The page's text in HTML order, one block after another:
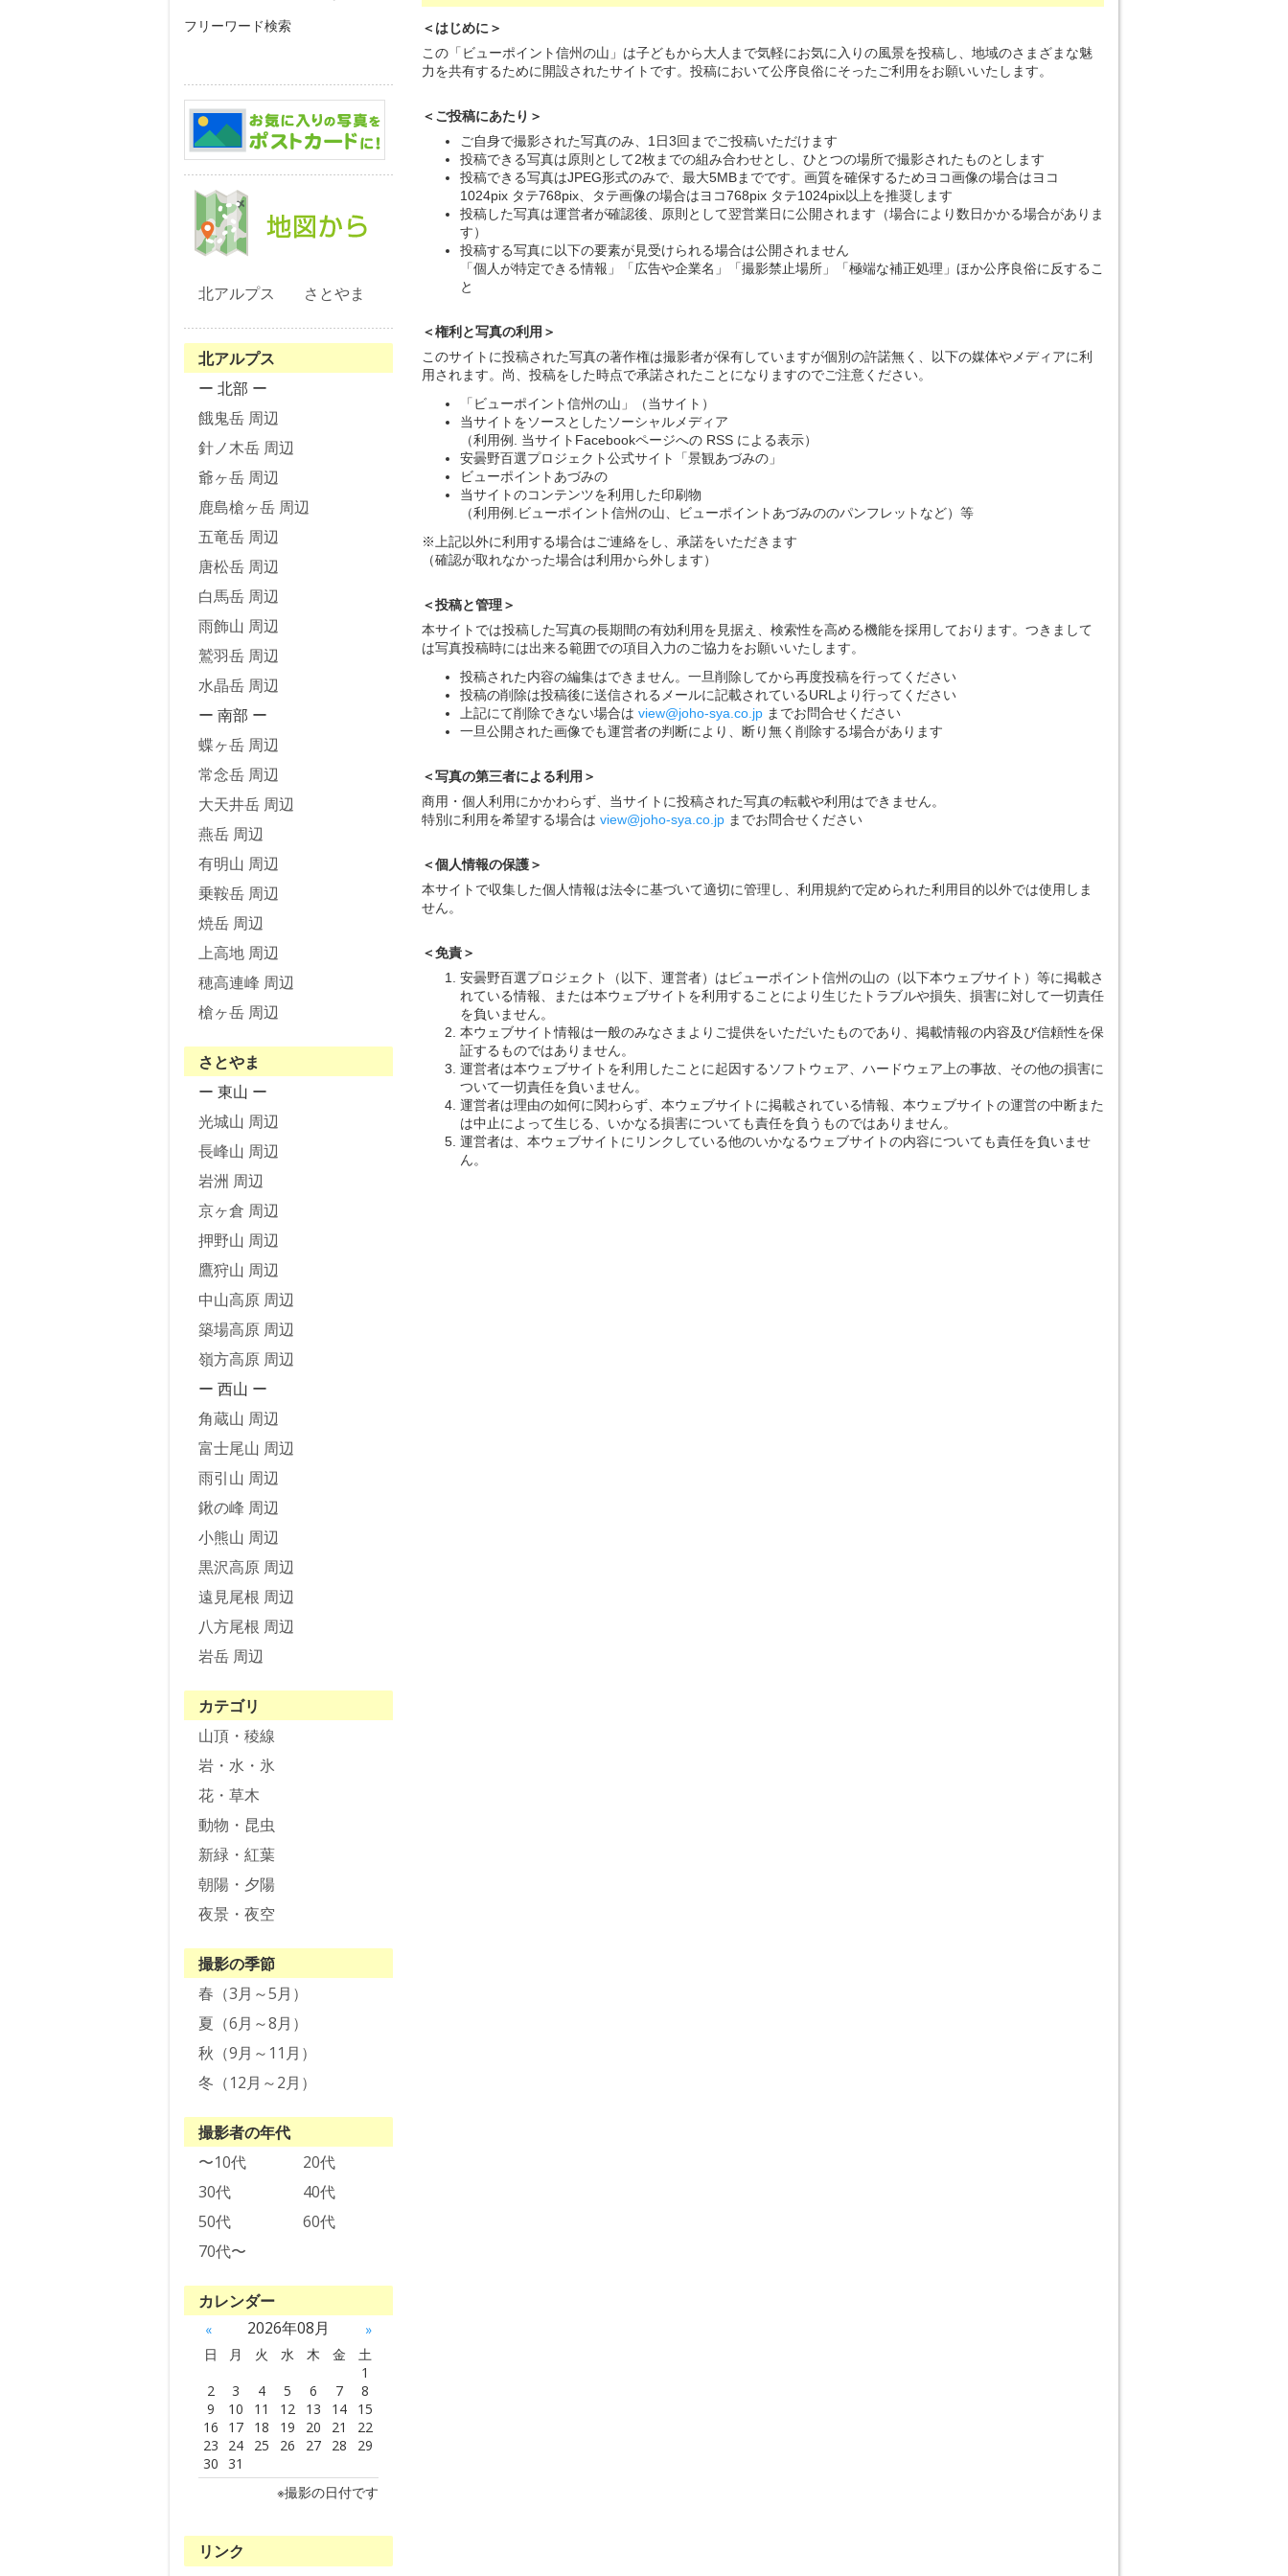
＜はじめに＞
この「ビューポイント信州の山」は子どもから大人まで気軽にお気に入りの風景を投稿し、地域のさまざまな魅
力を共有するために開設されたサイトです。投稿において公序良俗にそったご利用をお願いいたします。
＜ご投稿にあたり＞
ご自身で撮影された写真のみ、1日3回までご投稿いただけます
投稿できる写真は原則として2枚までの組み合わせとし、ひとつの場所で撮影されたものとします
投稿できる写真はJPEG形式のみで、最大5MBまでです。画質を確保するためヨコ画像の場合はヨコ
1024pix タテ768pix、タテ画像の場合はヨコ768pix タテ1024pix以上を推奨します
投稿した写真は運営者が確認後、原則として翌営業日に公開されます（場合により数日かかる場合がありま
す）
投稿する写真に以下の要素が見受けられる場合は公開されません
「個人が特定できる情報」「広告や企業名」「撮影禁止場所」「極端な補正処理」ほか公序良俗に反するこ
と
＜権利と写真の利用＞
このサイトに投稿された写真の著作権は撮影者が保有していますが個別の許諾無く、以下の媒体やメディアに利
用されます。尚、投稿をした時点で承諾されたことになりますのでご注意ください。
「ビューポイント信州の山」（当サイト）
当サイトをソースとしたソーシャルメディア
（利用例. 当サイトFacebookページへの RSS による表示）
安曇野百選プロジェクト公式サイト「景観あづみの」
ビューポイントあづみの
当サイトのコンテンツを利用した印刷物
（利用例.ビューポイント信州の山、ビューポイントあづみののパンフレットなど）等
※上記以外に利用する場合はご連絡をし、承諾をいただきます
（確認が取れなかった場合は利用から外します）
＜投稿と管理＞
本サイトでは投稿した写真の長期間の有効利用を見据え、検索性を高める機能を採用しております。つきまして
は写真投稿時には出来る範囲での項目入力のご協力をお願いいたします。
投稿された内容の編集はできません。一旦削除してから再度投稿を行ってください
投稿の削除は投稿後に送信されるメールに記載されているURLより行ってください
上記にて削除できない場合は view@joho-sya.co.jpまでお問合せください
一旦公開された画像でも運営者の判断により、断り無く削除する場合があります
＜写真の第三者による利用＞
商用・個人利用にかかわらず、当サイトに投稿された写真の転載や利用はできません。
特別に利用を希望する場合は view@joho-sya.co.jpまでお問合せください
＜個人情報の保護＞
本サイトで収集した個人情報は法令に基づいて適切に管理し、利用規約で定められた利用目的以外では使用しま
せん。
＜免責＞
安曇野百選プロジェクト（以下、運営者）はビューポイント信州の山の（以下本ウェブサイト）等に掲載さ
れている情報、または本ウェブサイトを利用することにより生じたトラブルや損失、損害に対して一切責任
を負いません。
本ウェブサイト情報は一般のみなさまよりご提供をいただいたものであり、掲載情報の内容及び信頼性を保
証するものではありません。
運営者は本ウェブサイトを利用したことに起因するソフトウェア、ハードウェア上の事故、その他の損害に
ついて一切責任を負いません。
運営者は理由の如何に関わらず、本ウェブサイトに掲載されている情報、本ウェブサイトの運営の中断また
は中止によって生じる、いかなる損害についても責任を負うものではありません。
運営者は、本ウェブサイトにリンクしている他のいかなるウェブサイトの内容についても責任を負いませ
ん。
フリーワード検索
北アルプス さとやま
北アルプス
ー 北部 ー
餓鬼岳 周辺
針ノ木岳 周辺
爺ヶ岳 周辺
鹿島槍ヶ岳 周辺
五竜岳 周辺
唐松岳 周辺
白馬岳 周辺
雨飾山 周辺
鷲羽岳 周辺
水晶岳 周辺
ー 南部 ー
蝶ヶ岳 周辺
常念岳 周辺
大天井岳 周辺
燕岳 周辺
有明山 周辺
乗鞍岳 周辺
焼岳 周辺
上高地 周辺
穂高連峰 周辺
槍ヶ岳 周辺
さとやま
ー 東山 ー
光城山 周辺
長峰山 周辺
岩洲 周辺
京ヶ倉 周辺
押野山 周辺
鷹狩山 周辺
中山高原 周辺
築場高原 周辺
嶺方高原 周辺
ー 西山 ー
角蔵山 周辺
富士尾山 周辺
雨引山 周辺
鍬の峰 周辺
小熊山 周辺
黒沢高原 周辺
遠見尾根 周辺
八方尾根 周辺
岩岳 周辺
カテゴリ
山頂・稜線
岩・水・氷
花・草木
動物・昆虫
新緑・紅葉
朝陽・夕陽
夜景・夜空
撮影の季節
春（3月～5月）
夏（6月～8月）
秋（9月～11月）
冬（12月～2月）
撮影者の年代
〜10代
20代
30代
40代
50代
60代
70代〜
カレンダー
2026年08月
«
»
日
月 火 水 木 金
土
1
2
3 4 5 6 7
8
9
10 11 12 13 14
15
16
17 18 19 20 21
22
23
24 25 26 27 28
29
30
31
※撮影の日付です
リンク